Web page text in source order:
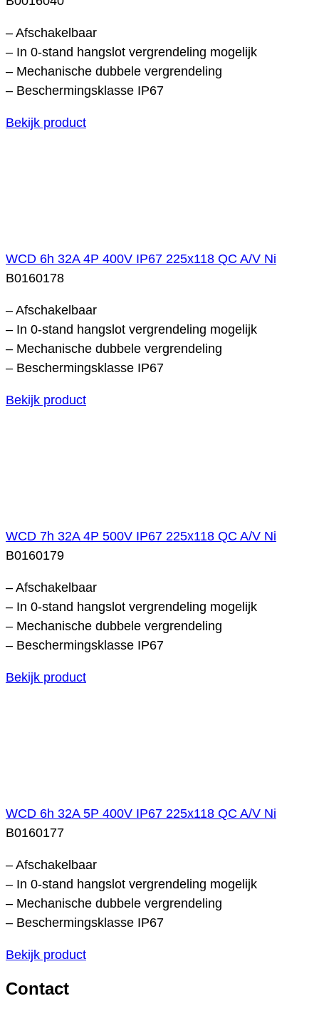
– Afschakelbaar
– In 0-stand hangslot vergrendeling mogelijk
– Mechanische dubbele vergrendeling
– Beschermingsklasse IP67
Bekijk product
WCD 6h 32A 4P 400V IP67 225x118 QC A/V Ni
B0160178
– Afschakelbaar
– In 0-stand hangslot vergrendeling mogelijk
– Mechanische dubbele vergrendeling
– Beschermingsklasse IP67
Bekijk product
WCD 7h 32A 4P 500V IP67 225x118 QC A/V Ni
B0160179
– Afschakelbaar
– In 0-stand hangslot vergrendeling mogelijk
– Mechanische dubbele vergrendeling
– Beschermingsklasse IP67
Bekijk product
WCD 6h 32A 5P 400V IP67 225x118 QC A/V Ni
B0160177
– Afschakelbaar
– In 0-stand hangslot vergrendeling mogelijk
– Mechanische dubbele vergrendeling
– Beschermingsklasse IP67
Bekijk product
Contact